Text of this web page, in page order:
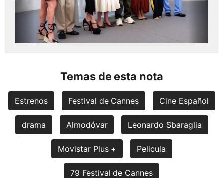
Temas de esta nota
Estrenos Festival de Cannes Cine Español
drama Almodóvar Leonardo Sbaraglia
Movistar Plus + Pelicula
79 Festival de Cannes